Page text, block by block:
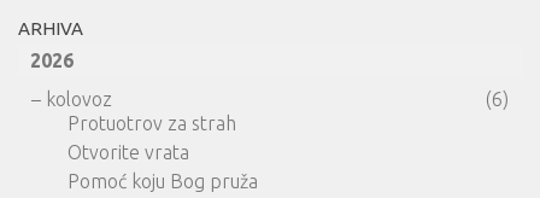
ARHIVA
2026
– kolovoz
(6)
Protuotrov za strah
Otvorite vrata
Pomoć koju Bog pruža